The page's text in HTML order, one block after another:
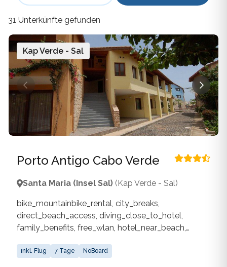
31 Unterkünfte gefunden
Kap Verde - Sal
Porto Antigo Cabo Verde
Santa Maria (Insel Sal) (Kap Verde - Sal)
bike_mountainbike_rental, city_breaks,
direct_beach_access, diving_close_to_hotel,
family_benefits, free_wlan, hotel_near_beach,
own_outdoor_pool, own_water_sports_facilities,
inkl. Flug 7 Tage NoBoard